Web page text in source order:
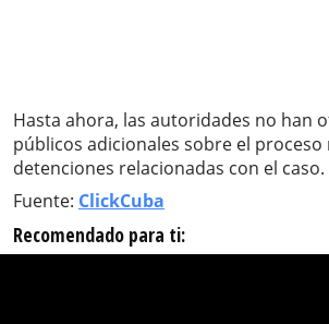
Hasta ahora, las autoridades no han
públicos adicionales sobre el
detenciones relacionadas con el caso.
Fuente: ClickCuba
Recomendado para ti: